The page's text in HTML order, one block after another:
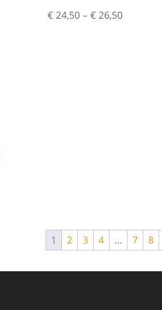
€ 24,50 – € 26,50
1 2 3 4 … 7 8